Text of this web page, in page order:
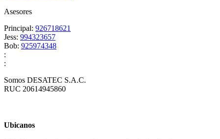
Asesores
Principal: 926718621
Jess: 994323657
Bob: 925974348
:
:
Somos DESATEC S.A.C.
RUC 20614945860
Ubicanos